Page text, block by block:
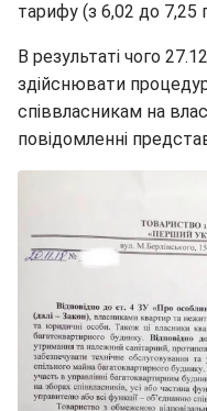
тарифу (з 6,02 до 7,25
В результаті чого
здійснювати
співвласникам на
повідомленні